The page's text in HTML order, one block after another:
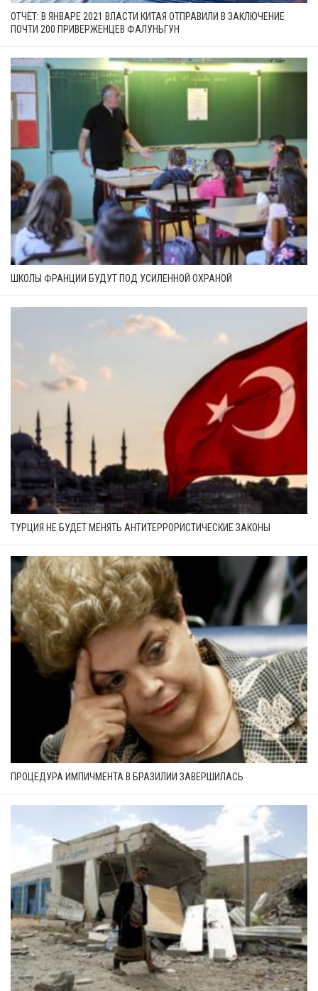
ОТЧЁТ: В ЯНВАРЕ 2021 ВЛАСТИ КИТАЯ ОТПРАВИЛИ В ЗАКЛЮЧЕНИЕ
ПОЧТИ 200 ПРИВЕРЖЕНЦЕВ ФАЛУНЬГУН
ШКОЛЫ ФРАНЦИИ БУДУТ ПОД УСИЛЕННОЙ ОХРАНОЙ
ТУРЦИЯ НЕ БУДЕТ МЕНЯТЬ АНТИТЕРРОРИСТИЧЕСКИЕ ЗАКОНЫ
ПРОЦЕДУРА ИМПИЧМЕНТА В БРАЗИЛИИ ЗАВЕРШИЛАСЬ